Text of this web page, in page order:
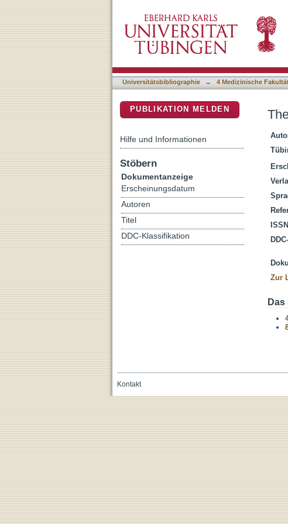
Universitätsbibliographie → 4 Medizinische
Zur
PUBLIKATION MELDEN
Hilfe und Informationen
Stöbern
Dokumentanzeige
Erscheinungsdatum
Autoren
Titel
DDC-Klassifikation
Kontakt